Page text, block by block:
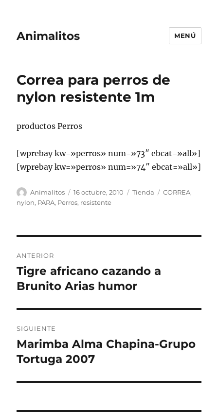
Animalitos MENÚ
Correa para perros de
nylon resistente 1m
productos Perros
[wprebay kw=»perros» num=»73″ ebcat=»all»]
[wprebay kw=»perros» num=»74″ ebcat=»all»]
Autor
Animalitos
Publicado
el
16 octubre, 2010 Categorías
Tienda Etiquetas
CORREA,
nylon, PARA, Perros, resistente
de
entradas
ANTERIOR
Entrada
anterior:
Tigre africano cazando a
Brunito Arias humor
SIGUIENTE
Entrada
siguiente:
Marimba Alma Chapina-Grupo
Tortuga 2007